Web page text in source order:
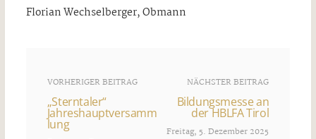
Florian Wechselberger, Obmann
VORHERIGER BEITRAG
„Sterntaler“
Jahreshauptversamm
lung
NÄCHSTER BEITRAG
Bildungsmesse an
der HBLFA Tirol
Freitag, 5. Dezember 2025